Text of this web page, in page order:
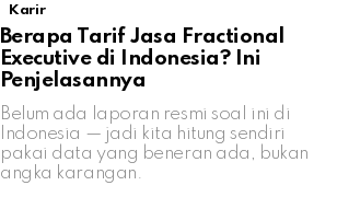
Karir
Berapa Tarif Jasa Fractional
Executive di Indonesia? Ini
Penjelasannya
Belum ada laporan resmi soal ini di
Indonesia — jadi kita hitung sendiri
pakai data yang beneran ada, bukan
angka karangan.